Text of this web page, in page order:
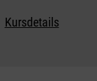
Kursdetails